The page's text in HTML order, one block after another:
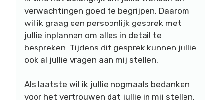
verwachtingen goed te begrijpen. Daarom
wil ik graag een persoonlijk gesprek met
jullie inplannen om alles in detail te
bespreken. Tijdens dit gesprek kunnen jullie
ook al jullie vragen aan mij stellen.
Als laatste wil ik jullie nogmaals bedanken
voor het vertrouwen dat jullie in mij stellen.